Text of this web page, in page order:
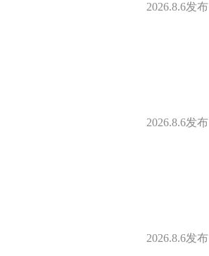
2026.8.6发布
2026.8.6发布
2026.8.6发布